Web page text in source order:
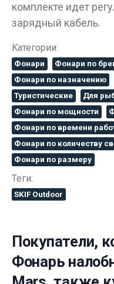
комплекте идет
зарядный кабель.
Категории:
Фонари Фонари по
Фонари по назначению
Туристические
Для
Фонари по мощности
Фонари по времени
Фонари по количеству
Фонари по размеру
Теги:
SKIF Outdoor
Покупатели,
Фонарь
Данные
Вам
ДА